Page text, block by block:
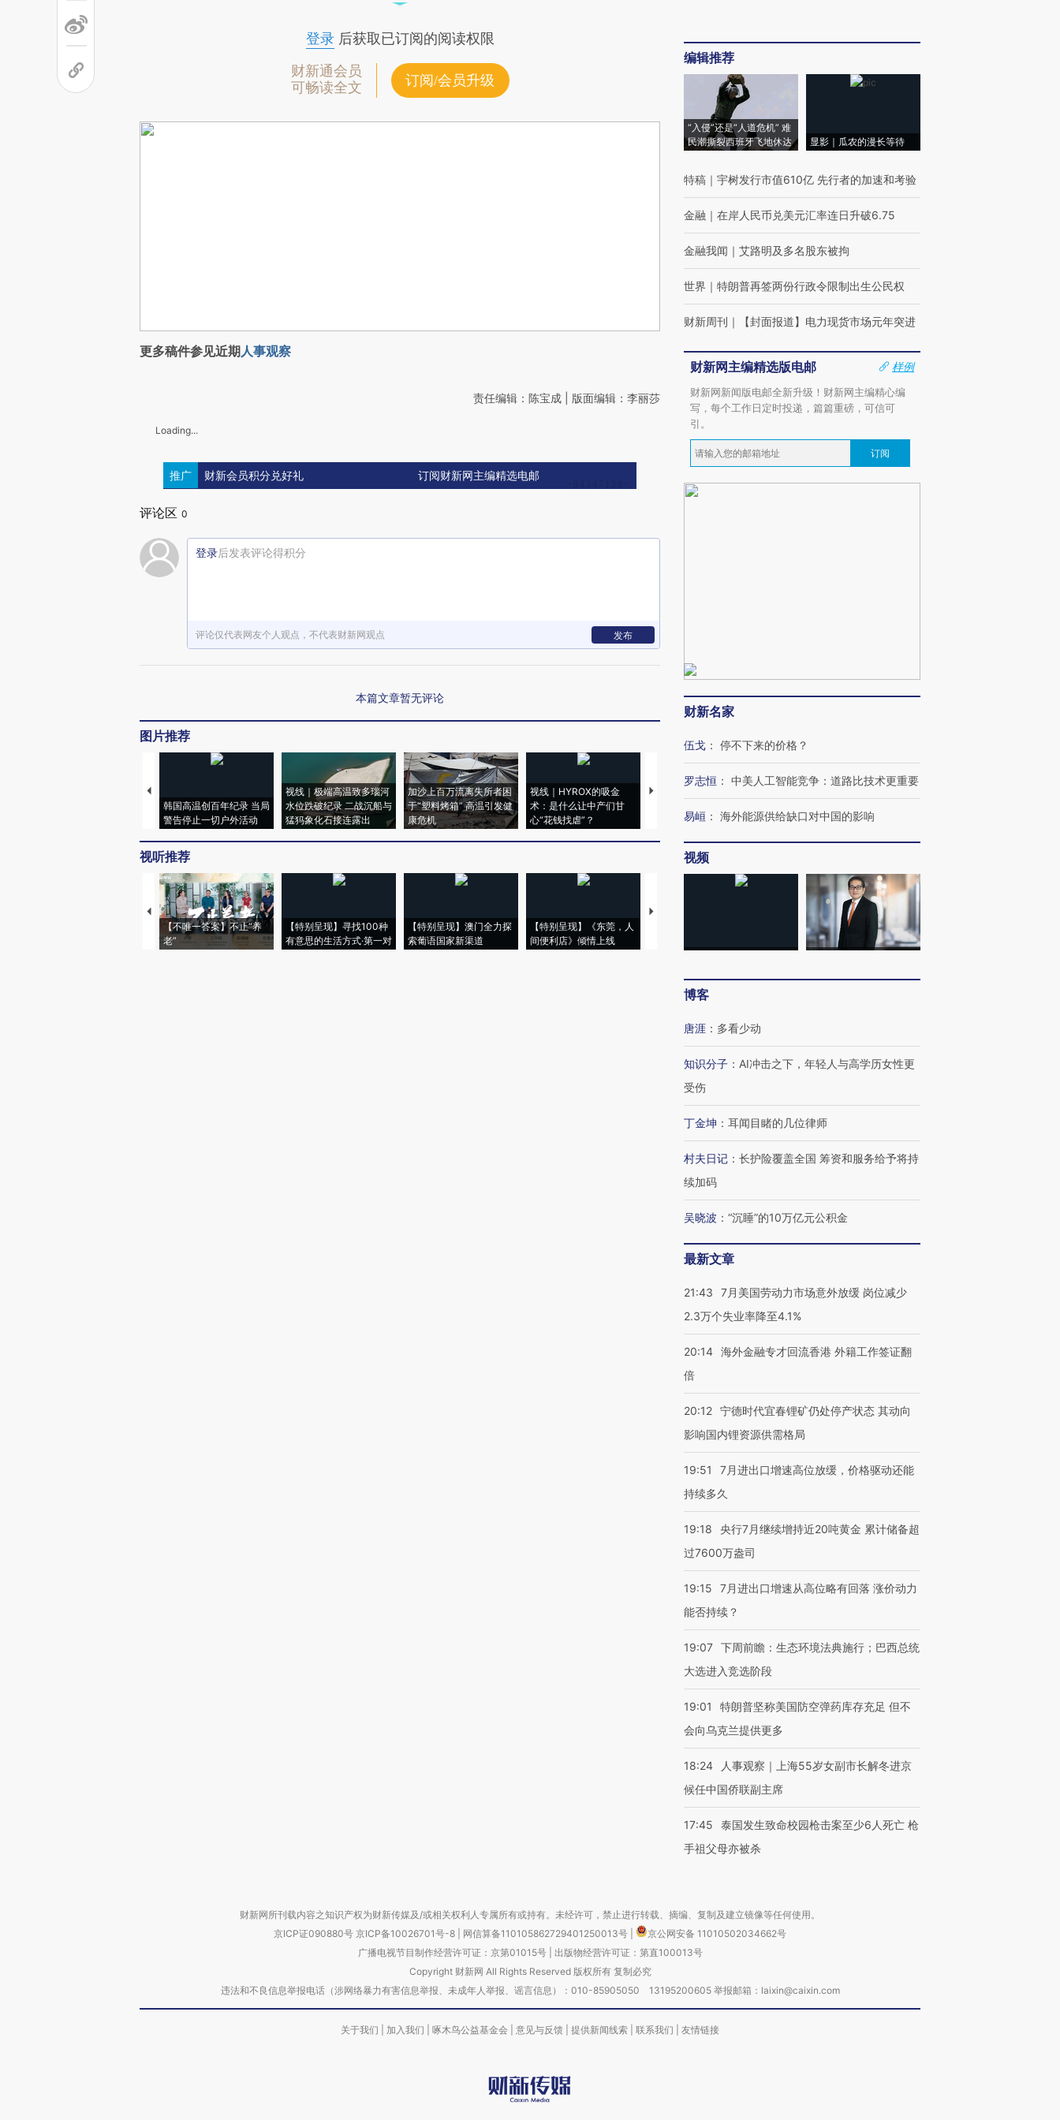
登录后获取已订阅的阅读权限
财新通会员
可畅读全文
订阅/会员升级
更多稿件参见近期人事观察
责任编辑：陈宝成 | 版面编辑：李丽莎
Loading...
推广 财新会员积分兑好礼 订阅财新网主编精选电邮
评论区 0
登录后发表评论得积分
评论仅代表网友个人观点，不代表财新网观点 发布
本篇文章暂无评论
图片推荐
韩国高温创百年纪录 当局
警告停止一切户外活动
视线｜极端高温致多瑙河
水位跌破纪录 二战沉船与
猛犸象化石接连露出
加沙上百万流离失所者困
于“塑料烤箱” 高温引发健
康危机
视线｜HYROX的吸金
术：是什么让中产们甘
心“花钱找虐”？
马航飞行员跨国走私7万
育部长拱下台
视听推荐
【不唯一答案】不止“养
老”
【特别呈现】寻找100种
有意思的生活方式·第一对
【特别呈现】澳门全力探
索葡语国家新渠道
【特别呈现】《东莞，人
间便利店》倾情上线
【推广】走进第四届链博
【特别呈现】寻找100种
有意思的生活方式·第三对
CFO：不靠规模取胜，华
住三大增长引擎是什么？
编辑推荐
“入侵”还是“人道危机” 难
民潮撕裂西班牙飞地休达
显影｜瓜农的漫长等待
特稿 ｜ 宇树发行市值610亿 先行者的加速和考验
金融 ｜ 在岸人民币兑美元汇率连日升破6.75
金融我闻 ｜ 艾路明及多名股东被拘
世界 ｜ 特朗普再签两份行政令限制出生公民权
财新周刊 ｜ 【封面报道】电力现货市场元年突进
财新网主编精选版电邮
样例
财新网新闻版电邮全新升级！财新网主编精心编
写，每个工作日定时投递，篇篇重磅，可信可
引。
订阅
财新名家
伍戈 ： 停不下来的价格？
罗志恒 ： 中美人工智能竞争：道路比技术更重要
易峘 ： 海外能源供给缺口对中国的影响
视频
博客
唐涯 ： 多看少动
知识分子 ： AI冲击之下，年轻人与高学历女性更
受伤
丁金坤 ： 耳闻目睹的几位律师
村夫日记 ： 长护险覆盖全国 筹资和服务给予将持
续加码
吴晓波 ： “沉睡”的10万亿元公积金
最新文章
21:43
7月美国劳动力市场意外放缓 岗位减少
2.3万个失业率降至4.1%
20:14 海外金融专才回流香港 外籍工作签证翻
倍
20:12 宁德时代宜春锂矿仍处停产状态 其动向
影响国内锂资源供需格局
19:51
7月进出口增速高位放缓，价格驱动还能
持续多久
19:18
央行7月继续增持近20吨黄金 累计储备超
过7600万盎司
19:15
7月进出口增速从高位略有回落 涨价动力
能否持续？
19:07 下周前瞻：生态环境法典施行；巴西总统
大选进入竞选阶段
19:01
特朗普坚称美国防空弹药库存充足 但不
会向乌克兰提供更多
18:24
人事观察｜上海55岁女副市长解冬进京
候任中国侨联副主席
17:45
泰国发生致命校园枪击案至少6人死亡 枪
手祖父母亦被杀
财新网所刊载内容之知识产权为财新传媒及/或相关权利人专属所有或持有。未经许可，禁止进行转载、摘编、复制及建立镜像等任何使用。
京ICP证090880号 京ICP备10026701号-8 网信算备110105862729401250013号
京公网安备 11010502034662号
广播电视节目制作经营许可证：京第01015号| 出版物经营许可证：第直100013号
Copyright 财新网 All Rights Reserved 版权所有 复制必究
违法和不良信息举报电话（涉网络暴力有害信息举报、未成年人举报、谣言信息）：010-85905050 13195200605 举报邮箱：laixin@caixin.com
关于我们 加入我们 啄木鸟公益基金会 意见与反馈 提供新闻线索 联系我们 友情链接